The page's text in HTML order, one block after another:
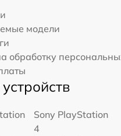
модели
обработку
Sony PlayStation
4